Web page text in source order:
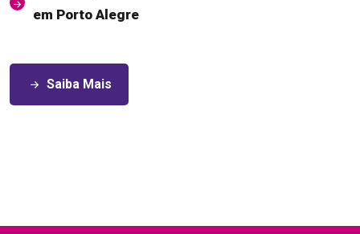
em Porto Alegre
Saiba Mais